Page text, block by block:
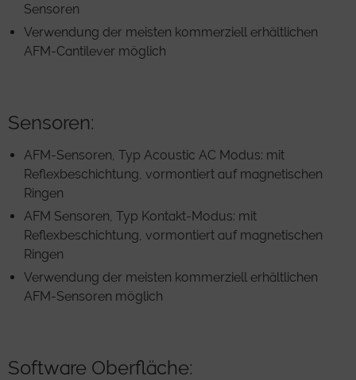
Sensoren
Verwendung der meisten kommerziell erhältlichen
AFM-Cantilever möglich
Sensoren:
AFM-Sensoren, Typ Acoustic AC Modus: mit
Reflexbeschichtung, vormontiert auf magnetischen
Ringen
AFM Sensoren, Typ Kontakt-Modus: mit
Reflexbeschichtung, vormontiert auf magnetischen
Ringen
Verwendung der meisten kommerziell erhältlichen
AFM-Sensoren möglich
Software Oberfläche: